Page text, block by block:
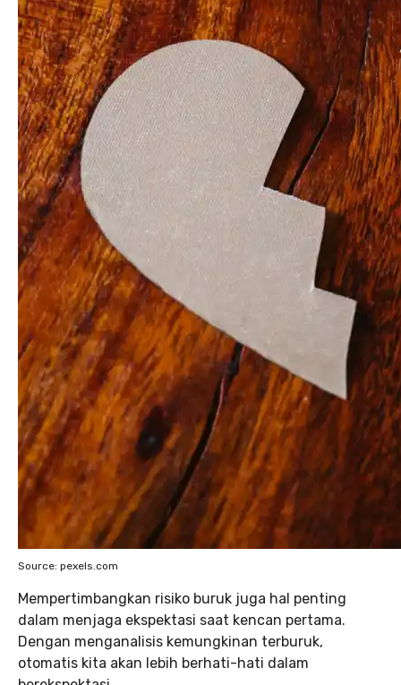
Source: pexels.com
Mempertimbangkan risiko buruk juga hal penting
dalam menjaga ekspektasi saat kencan pertama.
Dengan menganalisis kemungkinan terburuk,
otomatis kita akan lebih berhati-hati dalam